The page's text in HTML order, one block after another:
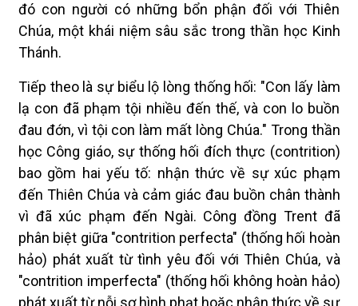
đó con người có những bổn phận đối với Thiên
Chúa, một khái niệm sâu sắc trong thần học Kinh
Thánh.
Tiếp theo là sự biểu lộ lòng thống hối: "Con lấy làm
lạ con đã phạm tội nhiều đến thế, và con lo buồn
đau đớn, vì tội con làm mất lòng Chúa." Trong thần
học Công giáo, sự thống hối đích thực (contrition)
bao gồm hai yếu tố: nhận thức về sự xúc phạm
đến Thiên Chúa và cảm giác đau buồn chân thành
vì đã xúc phạm đến Ngài. Công đồng Trent đã
phân biệt giữa "contrition perfecta" (thống hối hoàn
hảo) phát xuất từ tình yêu đối với Thiên Chúa, và
"contrition imperfecta" (thống hối không hoàn hảo)